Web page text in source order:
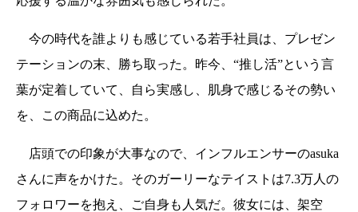
今の時代を誰よりも感じている若手社員は、プレゼン
テーションの末、勝ち取った。昨今、“推し活”という言
葉が定着していて、自ら実感し、肌身で感じるその勢い
を、この商品に込めた。
店頭での印象が大事なので、インフルエンサーのasuka
さんに声をかけた。そのガーリーなテイストは7.3万人の
フォロワーを抱え、ご自身も人気だ。彼女には、架空